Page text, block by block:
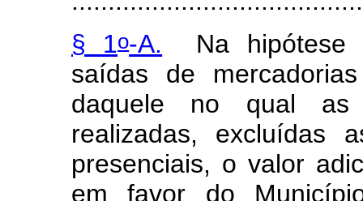
§ 1o-A. Na hipótese
saídas de
daquele no qual as
realizadas, excluídas
presenciais, o valor
em favor do